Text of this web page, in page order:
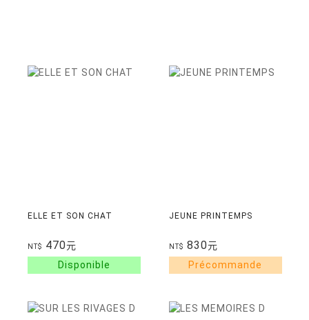
ELLE ET SON CHAT
NT$ 470元
JEUNE PRINTEMPS
NT$ 830元